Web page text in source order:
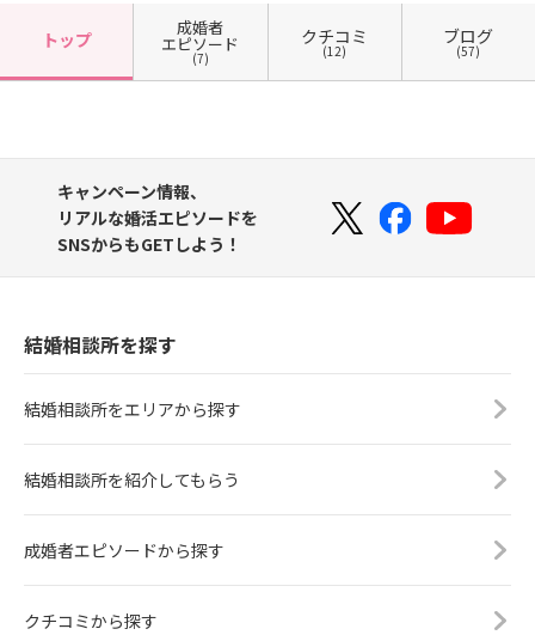
トップ
成婚者
エピソード
(7)
クチコミ
(12)
ブログ
(57)
キャンペーン情報、
リアルな婚活エピソードを
SNSからもGETしよう！
結婚相談所を探す
結婚相談所をエリアから探す
結婚相談所を紹介してもらう
成婚者エピソードから探す
クチコミから探す